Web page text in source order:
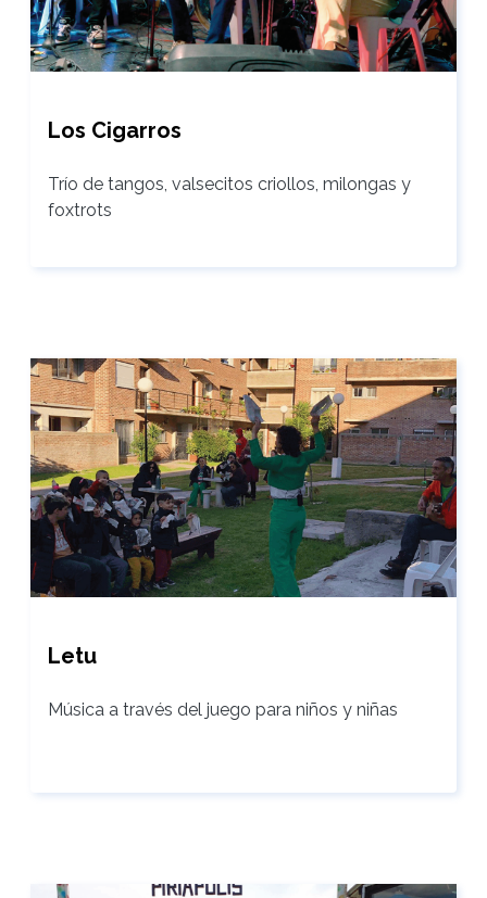
Los Cigarros
Trío de tangos, valsecitos criollos, milongas y
foxtrots
Letu
Música a través del juego para niños y niñas